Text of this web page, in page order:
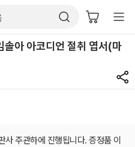
아 아코디언 절취 엽서(마
주관하에 진행됩니다. 증정품 이